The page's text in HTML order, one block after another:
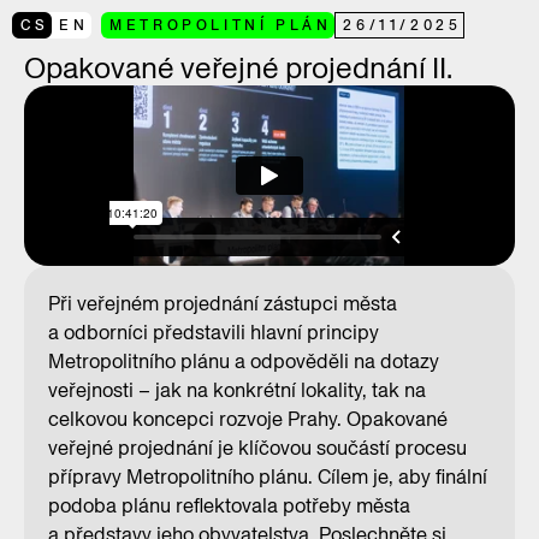
CS EN METROPOLITNÍ PLÁN 26 /11/2025
Opakované veřejné projednání II.
Při veřejném projednání zástupci města
a odborníci představili hlavní principy
Metropolitního plánu a odpověděli na dotazy
veřejnosti – jak na konkrétní lokality, tak na
celkovou koncepci rozvoje Prahy. Opakované
veřejné projednání je klíčovou součástí procesu
přípravy Metropolitního plánu. Cílem je, aby finální
podoba plánu reflektovala potřeby města